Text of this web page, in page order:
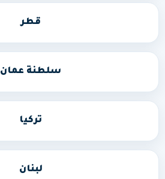
قطر
سلطنة عمان
تركيا
لبنان